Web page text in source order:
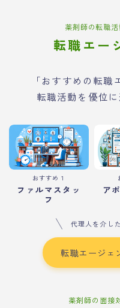
薬剤師の転職
転職エー
「おすすめの転職
転職活動を優位
おすすめ１
ファルマスタッ
フ
ア
代理人を介し
転職エージェ
薬剤師の面接